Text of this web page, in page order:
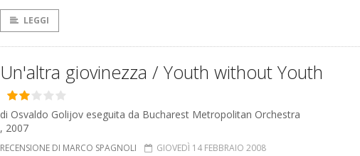
LEGGI
Un'altra giovinezza / Youth without Youth
di Osvaldo Golijov eseguita da Bucharest Metropolitan Orchestra
, 2007
RECENSIONE DI MARCO SPAGNOLI GIOVEDÌ 14 FEBBRAIO 2008